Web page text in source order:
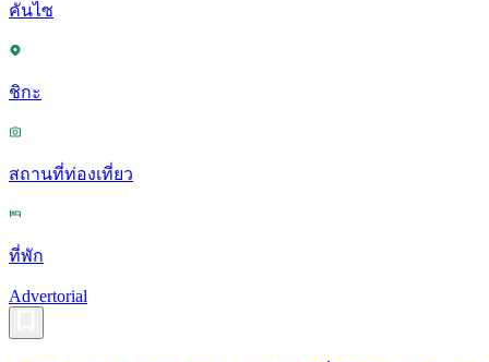
คันไซ
ชิกะ
สถานที่ท่องเที่ยว
ที่พัก
Advertorial